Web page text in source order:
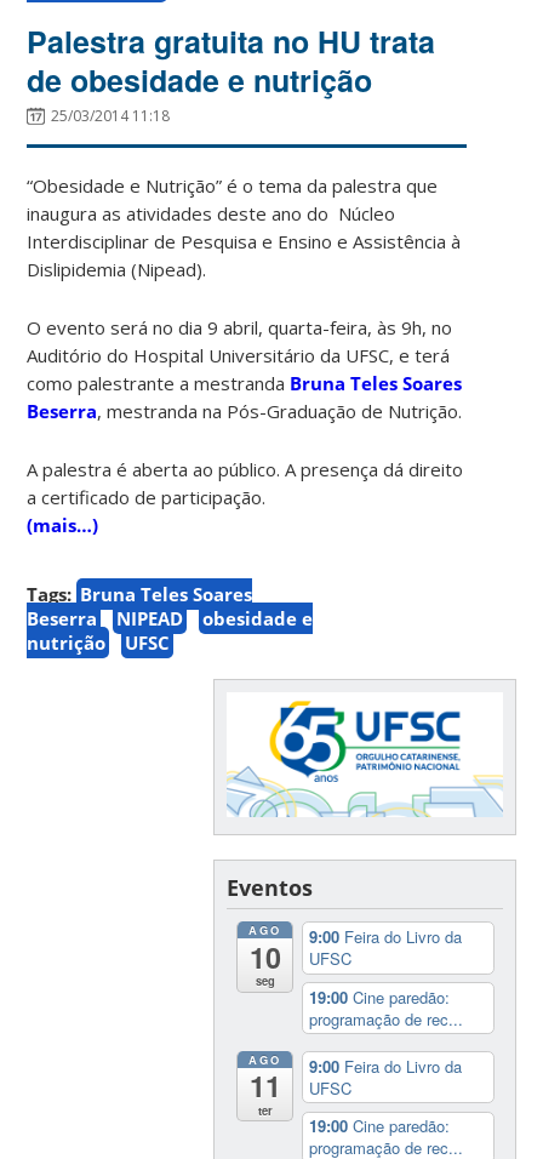
Palestra gratuita no HU trata
de obesidade e nutrição
25/03/2014 11:18
“Obesidade e Nutrição” é o tema da palestra que
inaugura as atividades deste ano do Núcleo
Interdisciplinar de Pesquisa e Ensino e Assistência à
Dislipidemia (Nipead).
O evento será no dia 9 abril, quarta-feira, às 9h, no
Auditório do Hospital Universitário da UFSC, e terá
como palestrante a mestranda Bruna Teles Soares
Beserra, mestranda na Pós-Graduação de Nutrição.
A palestra é aberta ao público. A presença dá direito
a certificado de participação.
(mais…)
Tags: Bruna Teles Soares
Beserra
NIPEAD
obesidade e
nutrição
UFSC
Eventos
AGO
10
seg
9:00 Feira do Livro da
UFSC
19:00Cine paredão:
programação de rec...
AGO
11
ter
9:00 Feira do Livro da
UFSC
19:00Cine paredão:
programação de rec...